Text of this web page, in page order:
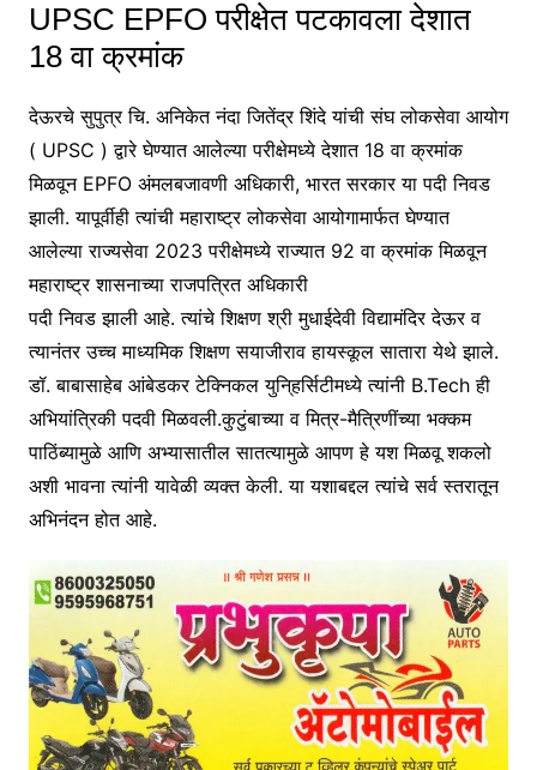
UPSC EPFO परीक्षेत पटकावला देशात
18 वा क्रमांक
देऊरचे सुपुत्र चि. अनिकेत नंदा जितेंद्र शिंदे यांची संघ लोकसेवा आयोग
( UPSC ) द्वारे घेण्यात आलेल्या परीक्षेमध्ये देशात 18 वा क्रमांक
मिळवून EPFO अंमलबजावणी अधिकारी, भारत सरकार या पदी निवड
झाली. यापूर्वीही त्यांची महाराष्ट्र लोकसेवा आयोगामार्फत घेण्यात
आलेल्या राज्यसेवा 2023 परीक्षेमध्ये राज्यात 92 वा क्रमांक मिळवून
महाराष्ट्र शासनाच्या राजपत्रित अधिकारी
पदी निवड झाली आहे. त्यांचे शिक्षण श्री मुधाईदेवी विद्यामंदिर देऊर व
त्यानंतर उच्च माध्यमिक शिक्षण सयाजीराव हायस्कूल सातारा येथे झाले.
डॉ. बाबासाहेब आंबेडकर टेक्निकल युनि्हर्सिटीमध्ये त्यांनी B.Tech ही
अभियांत्रिकी पदवी मिळवली.कुटुंबाच्या व मित्र-मैत्रिणींच्या भक्कम
पाठिंब्यामुळे आणि अभ्यासातील सातत्यामुळे आपण हे यश मिळवू शकलो
अशी भावना त्यांनी यावेळी व्यक्त केली. या यशाबद्दल त्यांचे सर्व स्तरातून
अभिनंदन होत आहे.